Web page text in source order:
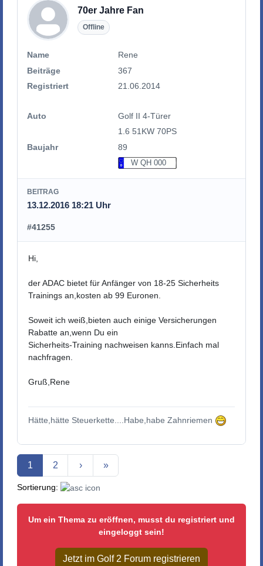
70er Jahre Fan
Offline
Name
Rene
Beiträge
367
Registriert
21.06.2014
Auto
Golf II 4-Türer
1.6 51KW 70PS
Baujahr
89
W QH 000
BEITRAG
13.12.2016 18:21 Uhr
#41255
Hi,
der ADAC bietet für Anfänger von 18-25 Sicherheits
Trainings an,kosten ab 99 Euronen.
Soweit ich weiß,bieten auch einige Versicherungen
Rabatte an,wenn Du ein
Sicherheits-Training nachweisen kanns.Einfach mal
nachfragen.
Gruß,Rene
Hätte,hätte Steuerkette....Habe,habe Zahnriemen
Aktuelle Seite
1 2 › »
Sortierung:
Um ein Thema zu eröffnen, musst du registriert und
eingeloggt sein!
Jetzt im Golf 2 Forum registrieren